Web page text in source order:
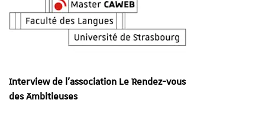
Interview de l’association Le Rendez-vous
des Ambitieuses